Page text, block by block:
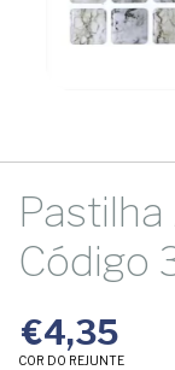
Código
€4,35
COR DO REJUNTE